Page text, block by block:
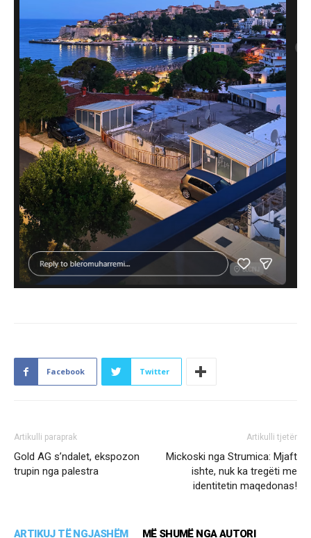
Facebook Twitter
Artikulli paraprak
Gold AG s’ndalet, ekspozon
trupin nga palestra
Artikulli tjetër
Mickoski nga Strumica: Mjaft
ishte, nuk ka tregëti me
identitetin maqedonas!
ARTIKUJ TË NGJASHËM MË SHUMË NGA AUTORI